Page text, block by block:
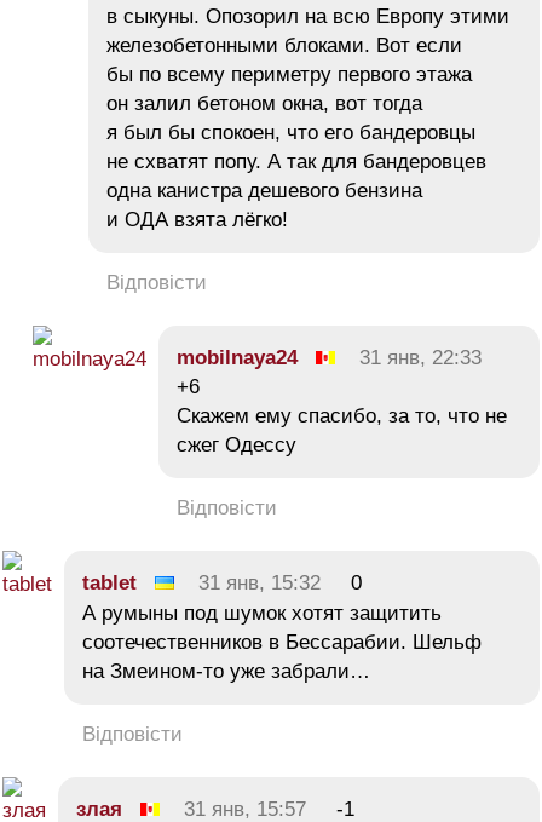
в сыкуны. Опозорил на всю Европу этими
железобетонными блоками. Вот если
бы по всему периметру первого этажа
он залил бетоном окна, вот тогда
я был бы спокоен, что его бандеровцы
не схватят попу. А так для бандеровцев
одна канистра дешевого бензина
и ОДА взята лёгко!
Відповісти
mobilnaya24
31 янв, 22:33
+6
Скажем ему спасибо, за то, что не
сжег Одессу
Відповісти
tablet 31 янв, 15:32
0
А румыны под шумок хотят защитить
соотечественников в Бессарабии. Шельф
на Змеином-то уже забрали…
Відповісти
злая 31 янв, 15:57
-1